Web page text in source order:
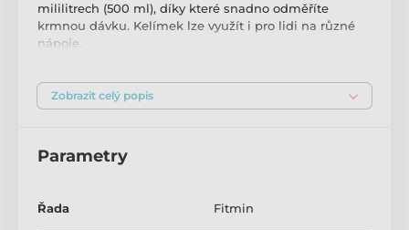
mililitrech (500 ml), díky které snadno odměříte
krmnou dávku. Kelímek lze využít i pro lidi na různé
nápoje.
Zobrazit celý popis
Parametry
Řada Fitmin